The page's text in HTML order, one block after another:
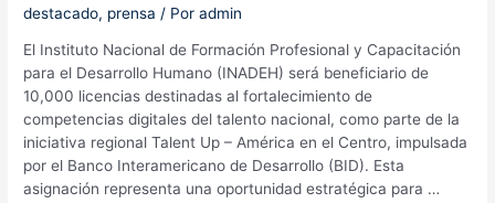
destacado, prensa / Poradmin
El Instituto Nacional de Formación Profesional y Capacitación
para el Desarrollo Humano (INADEH) será beneficiario de
10,000 licencias destinadas al fortalecimiento de
competencias digitales del talento nacional, como parte de la
iniciativa regional Talent Up – América en el Centro, impulsada
por el Banco Interamericano de Desarrollo (BID). Esta
asignación representa una oportunidad estratégica para …